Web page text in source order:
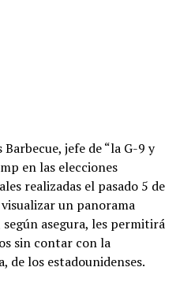
jefe de “la G-9 y
en las elecciones
realizadas el pasado 5 de
un panorama
asegura, les permitirá
sin contar con la
de los estadounidenses.